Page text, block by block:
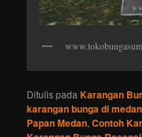
Ditulis pada Karangan
karangan bunga di medan
Papan Medan,Contoh